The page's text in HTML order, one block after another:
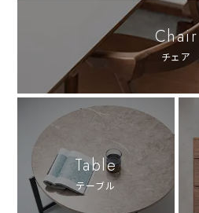
Chair
チェア
Table
テーブル